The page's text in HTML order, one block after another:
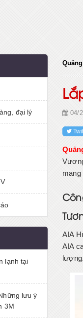
đại lý
lạnh tại
lưu ý
3M
04/
mang
AIA
AIA